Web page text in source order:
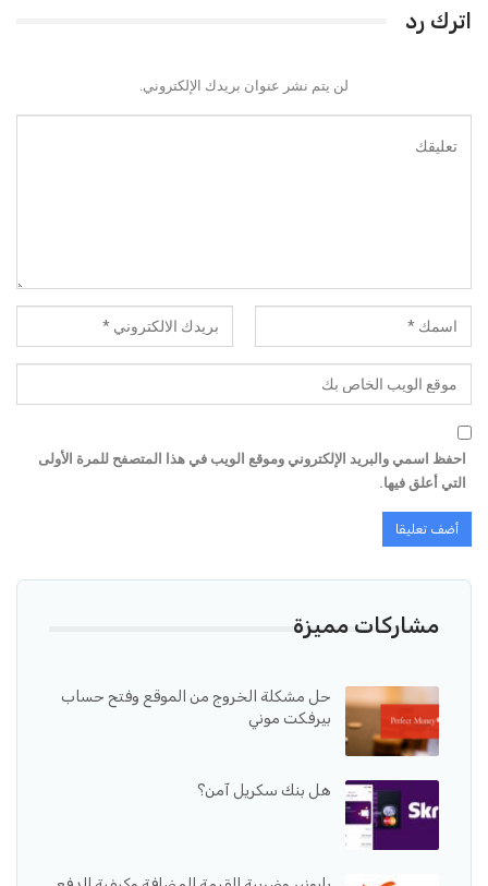
اترك رد
لن يتم نشر عنوان بريدك الإلكتروني.
احفظ اسمي والبريد الإلكتروني وموقع الويب في هذا المتصفح للمرة الأولى
التي أعلق فيها.
مشاركات مميزة
حل مشكلة الخروج من الموقع وفتح حساب
بيرفكت موني
هل بنك سكريل آمن؟